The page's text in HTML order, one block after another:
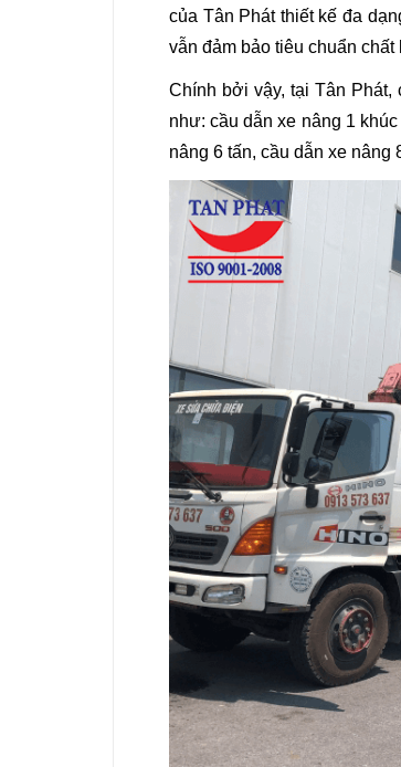
của Tân Phát thiết kế đa
vẫn đảm bảo tiêu chuẩn
Chính bởi vậy, tại Tân Phát,
như: cầu dẫn xe nâng 1
nâng 6 tấn, cầu dẫn xe